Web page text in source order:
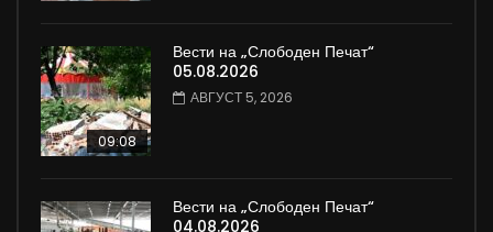
09:08
Вести на „Слободен Печат“
05.08.2026
АВГУСТ 5, 2026
Вести на „Слободен Печат“
04.08.2026